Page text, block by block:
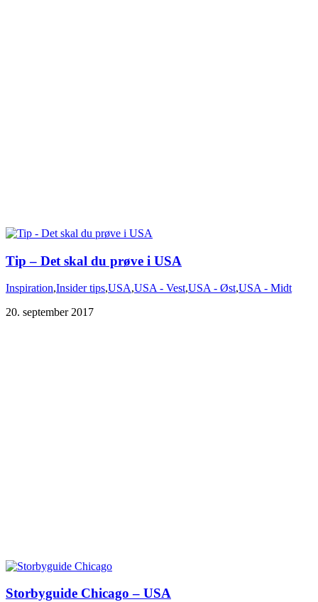
Tip – Det skal du prøve i USA
Inspiration,Insider tips,USA,USA - Vest,USA - Øst,USA - Midt
20. september 2017
Storbyguide Chicago – USA